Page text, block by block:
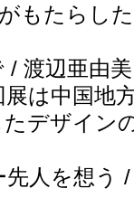
もたらし
/ 渡辺亜由美
は中国地
デザイン
人を想う